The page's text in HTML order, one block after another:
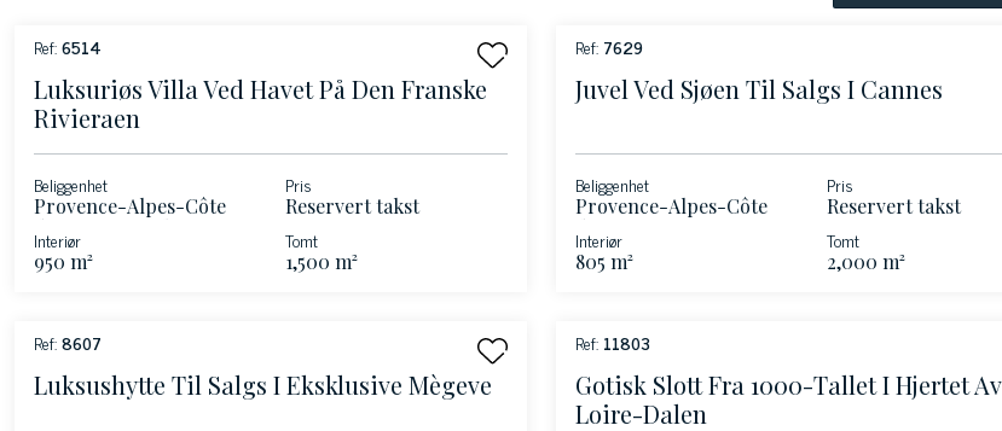
Ref:6514
Luksuriøs Villa Ved Havet På Den Franske
Rivieraen
Beliggenhet
Provence-Alpes-Côte
d'Azur - Roquebrune-
Cap-Martin - Franske
riviera
Pris
Reservert takst
Interiør
950 m²
Tomt
1,500 m²
Ref: 7629
Juvel Ved Sjøen Til Salgs I Cannes
Beliggenhet
Provence-Alpes-Côte
d'Azur - Cannes
Pris
Reservert takst
Interiør
805 m²
Tomt
2,000 m²
Ref:8607
Luksushytte Til Salgs I Eksklusive Mègeve
Ref: 11803
Gotisk Slott Fra 1000-Tallet I Hjertet Av
Loire-Dalen